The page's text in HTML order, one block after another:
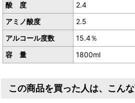
酸 度
2.4
アミノ酸度
2.5
アルコール度数
15.4％
容 量
1800ml
この商品を買った人は、こん